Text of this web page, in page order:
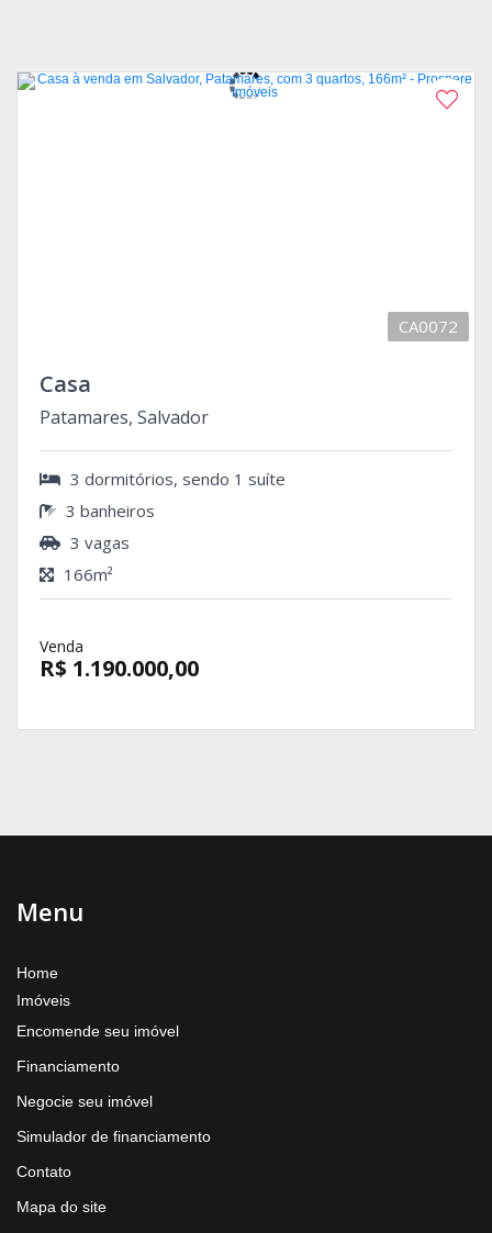
CA0072
Casa
Patamares, Salvador
3 dormitórios, sendo 1 suíte
3 banheiros
3 vagas
166m²
Venda
R$ 1.190.000,00
Menu
Home
Imóveis
Encomende seu imóvel
Financiamento
Negocie seu imóvel
Simulador de financiamento
Contato
Mapa do site